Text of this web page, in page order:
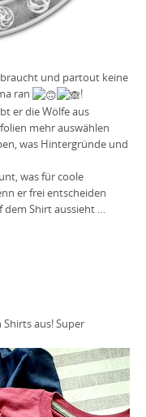
und partout keine
ran
!
er die Wölfe aus
mehr auswählen
was Hintergründe und
was für coole
er frei entscheiden
Shirt aussieht …
aus! Super